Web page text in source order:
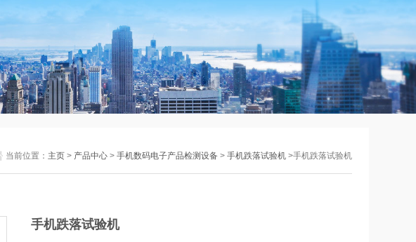
当前位置： 主页 > 产品中心 >手机数码电子产品检测设备 >手机跌落试验机 >手机跌落试验机
手机跌落试验机